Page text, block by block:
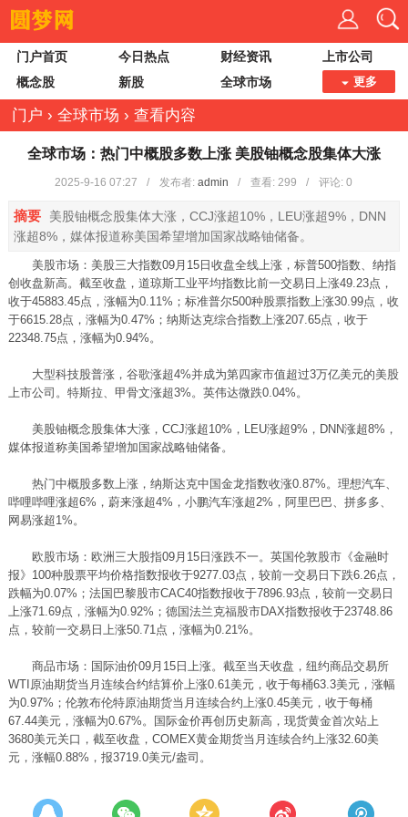
门户首页 今日热点 财经资讯
上市公司
概念股
新股 全球市场 更多
门户 › 全球市场 › 查看内容
全球市场：热门中概股多数上涨 美股铀概念股集体大涨
2025-9-16 07:27 / 发布者:admin / 查看:299 / 评论: 0
摘要
美股铀概念股集体大涨，CCJ涨超10%，LEU涨超9%，DNN
涨超8%，媒体报道称美国希望增加国家战略铀储备。
美股市场：美股三大指数09月15日收盘全线上涨，标普500指数、纳指
创收盘新高。截至收盘，道琼斯工业平均指数比前一交易日上涨49.23点，
收于45883.45点，涨幅为0.11%；标准普尔500种股票指数上涨30.99点，收
于6615.28点，涨幅为0.47%；纳斯达克综合指数上涨207.65点，收于
22348.75点，涨幅为0.94%。
大型科技股普涨，谷歌涨超4%并成为第四家市值超过3万亿美元的美股
上市公司。特斯拉、甲骨文涨超3%。英伟达微跌0.04%。
美股铀概念股集体大涨，CCJ涨超10%，LEU涨超9%，DNN涨超8%，
媒体报道称美国希望增加国家战略铀储备。
热门中概股多数上涨，纳斯达克中国金龙指数收涨0.87%。理想汽车、
哔哩哔哩涨超6%，蔚来涨超4%，小鹏汽车涨超2%，阿里巴巴、拼多多、
网易涨超1%。
欧股市场：欧洲三大股指09月15日涨跌不一。英国伦敦股市《金融时
报》100种股票平均价格指数报收于9277.03点，较前一交易日下跌6.26点，
跌幅为0.07%；法国巴黎股市CAC40指数报收于7896.93点，较前一交易日
上涨71.69点，涨幅为0.92%；德国法兰克福股市DAX指数报收于23748.86
点，较前一交易日上涨50.71点，涨幅为0.21%。
商品市场：国际油价09月15日上涨。截至当天收盘，纽约商品交易所
WTI原油期货当月连续合约结算价上涨0.61美元，收于每桶63.3美元，涨幅
为0.97%；伦敦布伦特原油期货当月连续合约上涨0.45美元，收于每桶
67.44美元，涨幅为0.67%。国际金价再创历史新高，现货黄金首次站上
3680美元关口，截至收盘，COMEX黄金期货当月连续合约上涨32.60美
元，涨幅0.88%，报3719.0美元/盎司。